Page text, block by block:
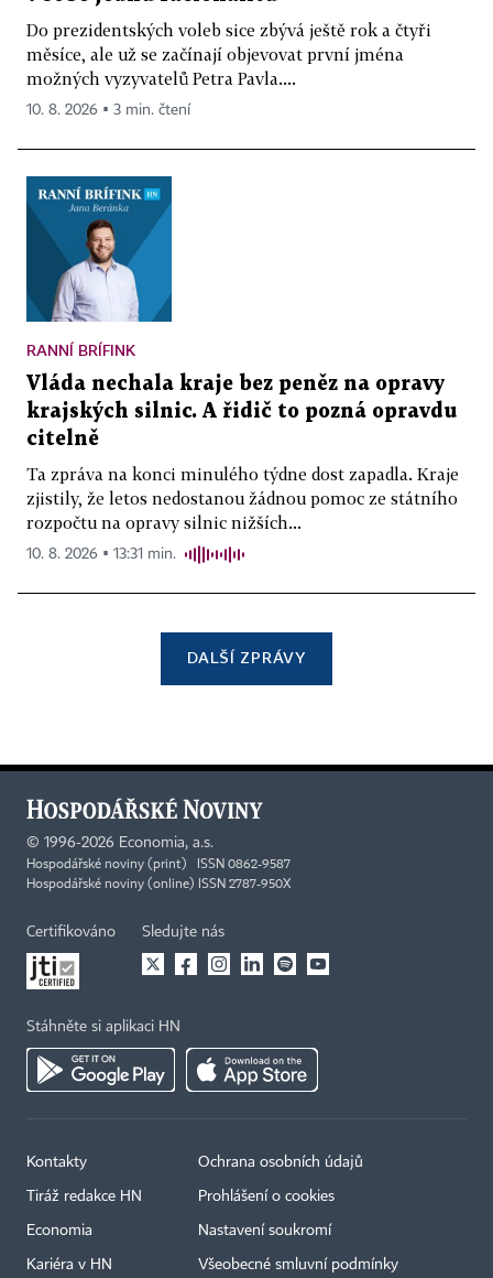
Do prezidentských voleb sice zbývá ještě rok a čtyři
měsíce, ale už se začínají objevovat první jména
možných vyzyvatelů Petra Pavla....
10. 8. 2026 ▪ 3 min. čtení
RANNÍ BRÍFINK
Vláda nechala kraje bez peněz na opravy
krajských silnic. A řidič to pozná opravdu
citelně
Ta zpráva na konci minulého týdne dost zapadla. Kraje
zjistily, že letos nedostanou žádnou pomoc ze státního
rozpočtu na opravy silnic nižších...
10. 8. 2026 ▪ 13:31 min.
DALŠÍ ZPRÁVY
© 1996-2026 Economia, a.s.
Hospodářské noviny (print) ISSN 0862-9587
Hospodářské noviny (online) ISSN 2787-950X
Certifikováno Sledujte nás
Stáhněte si aplikaci HN
Kontakty
Tiráž redakce HN
Economia
Kariéra v HN
Ochrana osobních údajů
Prohlášení o cookies
Nastavení soukromí
Všeobecné smluvní podmínky